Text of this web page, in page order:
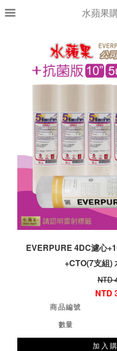
水蘋果
EVERPURE 4DC濾心
+CTO(7支組)
NTD
NTD
商品編號
數量
加入